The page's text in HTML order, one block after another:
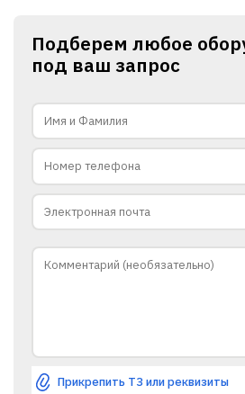
Подберем любое
под ваш запрос
Прикрепить ТЗ или реквизиты